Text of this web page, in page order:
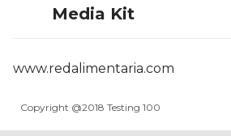
Media Kit
www.redalimentaria.com
Copyright @2018 Testing 100